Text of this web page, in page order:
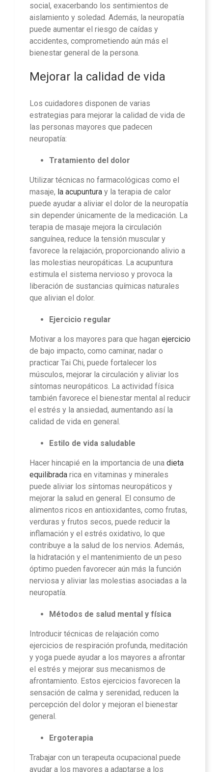
social, exacerbando los sentimientos de
aislamiento y soledad. Además, la neuropatía
puede aumentar el riesgo de caídas y
accidentes, comprometiendo aún más el
bienestar general de la persona.
Mejorar la calidad de vida
Los cuidadores disponen de varias
estrategias para mejorar la calidad de vida de
las personas mayores que padecen
neuropatía:
Tratamiento del dolor
Utilizar técnicas no farmacológicas como el
masaje, la acupuntura y la terapia de calor
puede ayudar a aliviar el dolor de la neuropatía
sin depender únicamente de la medicación. La
terapia de masaje mejora la circulación
sanguínea, reduce la tensión muscular y
favorece la relajación, proporcionando alivio a
las molestias neuropáticas. La acupuntura
estimula el sistema nervioso y provoca la
liberación de sustancias químicas naturales
que alivian el dolor.
Ejercicio regular
Motivar a los mayores para que hagan ejercicio
de bajo impacto, como caminar, nadar o
practicar Tai Chi, puede fortalecer los
músculos, mejorar la circulación y aliviar los
síntomas neuropáticos. La actividad física
también favorece el bienestar mental al reducir
el estrés y la ansiedad, aumentando así la
calidad de vida en general.
Estilo de vida saludable
Hacer hincapié en la importancia de una dieta
equilibrada rica en vitaminas y minerales
puede aliviar los síntomas neuropáticos y
mejorar la salud en general. El consumo de
alimentos ricos en antioxidantes, como frutas,
verduras y frutos secos, puede reducir la
inflamación y el estrés oxidativo, lo que
contribuye a la salud de los nervios. Además,
la hidratación y el mantenimiento de un peso
óptimo pueden favorecer aún más la función
nerviosa y aliviar las molestias asociadas a la
neuropatía.
Métodos de salud mental y física
Introducir técnicas de relajación como
ejercicios de respiración profunda, meditación
y yoga puede ayudar a los mayores a afrontar
el estrés y mejorar sus mecanismos de
afrontamiento. Estos ejercicios favorecen la
sensación de calma y serenidad, reducen la
percepción del dolor y mejoran el bienestar
general.
Ergoterapia
Trabajar con un terapeuta ocupacional puede
ayudar a los mayores a adaptarse a los